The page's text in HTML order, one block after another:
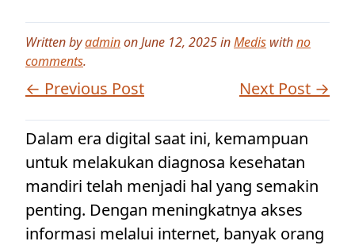
Written byadminon June 12, 2025 inMedis withno
comments.
← Previous Post Next Post →
Dalam era digital saat ini, kemampuan
untuk melakukan diagnosa kesehatan
mandiri telah menjadi hal yang semakin
penting. Dengan meningkatnya akses
informasi melalui internet, banyak orang